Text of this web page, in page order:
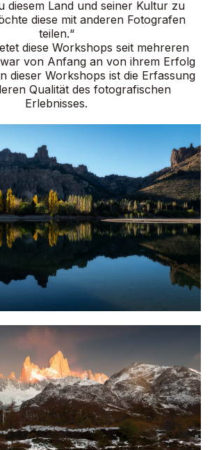
diesem Land und seiner Kultur zu
diese mit anderen Fotografen
teilen.“
diese Workshops seit mehreren
von Anfang an von ihrem Erfolg
dieser Workshops ist die Erfassung
Qualität des fotografischen
Erlebnisses.